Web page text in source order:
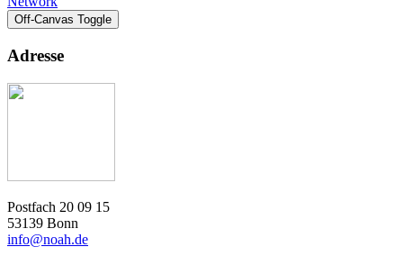
Off-Canvas Toggle
Adresse
Postfach 20 09 15
53139 Bonn
info@noah.de